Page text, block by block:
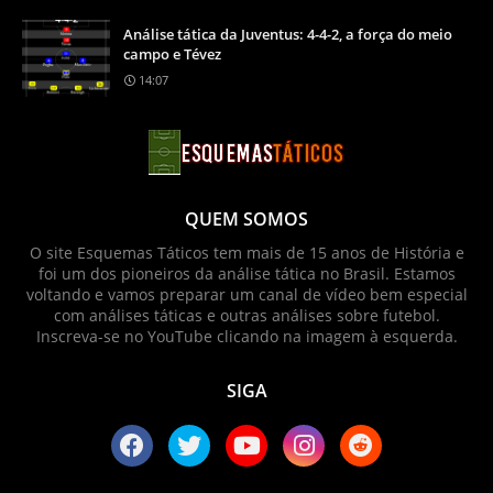
Análise tática da Juventus: 4-4-2, a força do meio
campo e Tévez
14:07
QUEM SOMOS
O site Esquemas Táticos tem mais de 15 anos de História e
foi um dos pioneiros da análise tática no Brasil. Estamos
voltando e vamos preparar um canal de vídeo bem especial
com análises táticas e outras análises sobre futebol.
Inscreva-se no YouTube clicando na imagem à esquerda.
SIGA